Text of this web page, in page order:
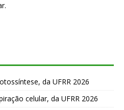
da UFRR 2026
celular, da UFRR 2026